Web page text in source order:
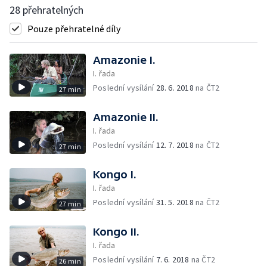
28 přehratelných
Pouze přehratelné díly
27 min
Amazonie I.
I. řada
Poslední vysílání 28. 6. 2018 na ČT2
27 min
Amazonie II.
I. řada
Poslední vysílání12. 7. 2018 na ČT2
27 min
Kongo I.
I. řada
Poslední vysílání31. 5. 2018 na ČT2
26 min
Kongo II.
I. řada
Poslední vysílání 7. 6. 2018 na ČT2